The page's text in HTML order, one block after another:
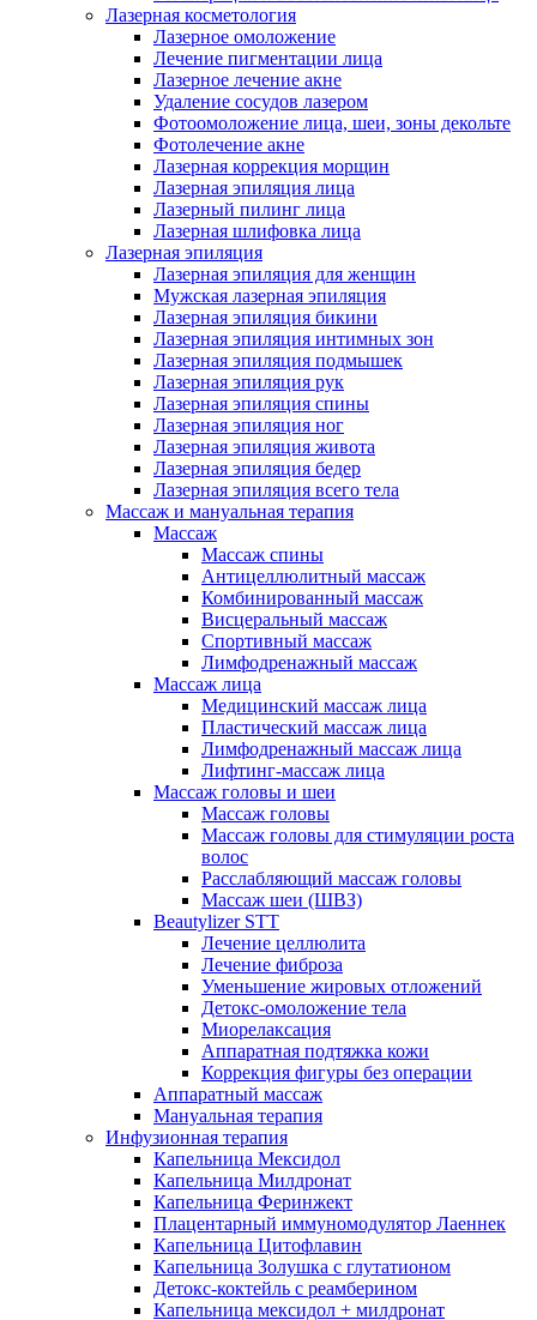
Лазерная косметология
Лазерное омоложение
Лечение пигментации лица
Лазерное лечение акне
Удаление сосудов лазером
Фотоомоложение лица, шеи, зоны декольте
Фотолечение акне
Лазерная коррекция морщин
Лазерная эпиляция лица
Лазерный пилинг лица
Лазерная шлифовка лица
Лазерная эпиляция
Лазерная эпиляция для женщин
Мужская лазерная эпиляция
Лазерная эпиляция бикини
Лазерная эпиляция интимных зон
Лазерная эпиляция подмышек
Лазерная эпиляция рук
Лазерная эпиляция спины
Лазерная эпиляция ног
Лазерная эпиляция живота
Лазерная эпиляция бедер
Лазерная эпиляция всего тела
Массаж и мануальная терапия
Массаж
Массаж спины
Антицеллюлитный массаж
Комбинированный массаж
Висцеральный массаж
Спортивный массаж
Лимфодренажный массаж
Массаж лица
Медицинский массаж лица
Пластический массаж лица
Лимфодренажный массаж лица
Лифтинг-массаж лица
Массаж головы и шеи
Массаж головы
Массаж головы для стимуляции роста
волос
Расслабляющий массаж головы
Массаж шеи (ШВЗ)
Beautylizer STT
Лечение целлюлита
Лечение фиброза
Уменьшение жировых отложений
Детокс-омоложение тела
Миорелаксация
Аппаратная подтяжка кожи
Коррекция фигуры без операции
Аппаратный массаж
Мануальная терапия
Инфузионная терапия
Капельница Мексидол
Капельница Милдронат
Капельница Феринжект
Плацентарный иммуномодулятор Лаеннек
Капельница Цитофлавин
Капельница Золушка с глутатионом
Детокс-коктейль с реамберином
Капельница мексидол + милдронат